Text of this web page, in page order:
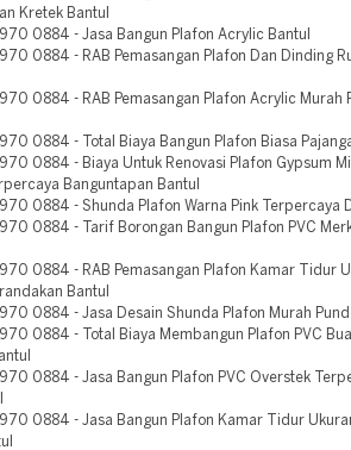
Kretek Bantul
0884 - Jasa Bangun Plafon Acrylic Bantul
0884 - RAB Pemasangan Plafon Dan Dinding
0884 - RAB Pemasangan Plafon Acrylic Murah
0884 - Total Biaya Bangun Plafon Biasa
0884 - Biaya Untuk Renovasi Plafon Gypsum
Banguntapan Bantul
0884 - Shunda Plafon Warna Pink Terpercaya
0884 - Tarif Borongan Bangun Plafon PVC
0884 - RAB Pemasangan Plafon Kamar Tidur
Bantul
0884 - Jasa Desain Shunda Plafon Murah
0884 - Total Biaya Membangun Plafon PVC
0884 - Jasa Bangun Plafon PVC Overstek
0884 - Jasa Bangun Plafon Kamar Tidur